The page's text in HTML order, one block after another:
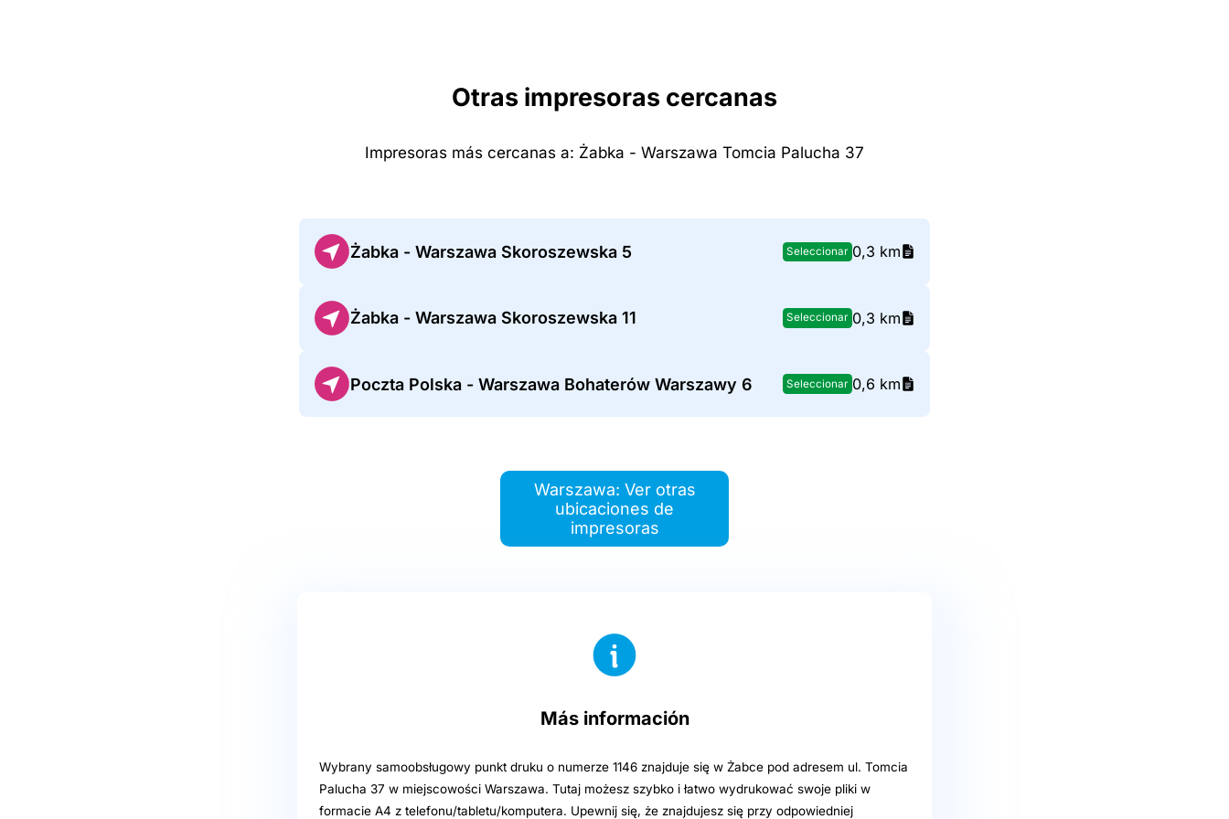
Otras impresoras cercanas
Impresoras más cercanas a: Żabka - Warszawa Tomcia Palucha 37
Żabka - Warszawa Skoroszewska 5 Seleccionar 0,3 km
Żabka - Warszawa Skoroszewska 11 Seleccionar 0,3 km
Poczta Polska - Warszawa Bohaterów Warszawy 6 Seleccionar 0,6 km
Warszawa: Ver otras
ubicaciones de
impresoras
Más información
Wybrany samoobsługowy punkt druku o numerze 1146 znajduje się w Żabce pod adresem ul. Tomcia
Palucha 37 w miejscowości Warszawa. Tutaj możesz szybko i łatwo wydrukować swoje pliki w
formacie A4 z telefonu/tabletu/komputera. Upewnij się, że znajdujesz się przy odpowiedniej